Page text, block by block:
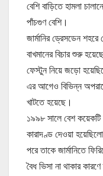
বেশি বাড়িতে হামলা
পাঁচগুণ বেশি।
জার্মানির ড্রেসডেন
বাখমানের বিচার শুরু
ফেস্টুন নিয়ে জড়ো
এর আগেও বিভিন্ন
খাটতে হয়েছে।
১৯৯৮ সালে বেশ কয়েকটি
কারাদণ্ড দেওয়া
পরে তাকে জার্মানিতে
বৈধ ভিসা না থাকার